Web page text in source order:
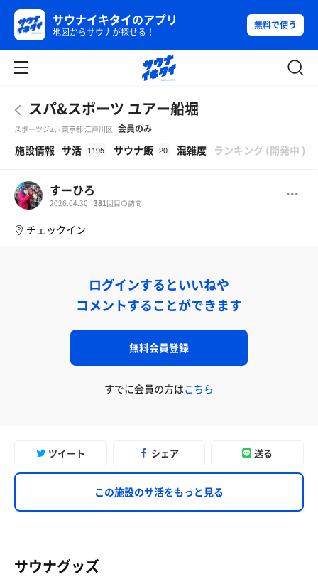
サウナイキタイのアプリ
地図からサウナが探せる！
無料で使う
スパ&スポーツ ユアー船堀
スポーツジム - 東京都 江戸川区 会員のみ
施設情報 サ活 1195 サウナ飯 20 混雑度 ランキング (開発中 )
すーひろ
2026.04.30 381 回目の訪問
チェックイン
ログインするといいねや
コメントすることができます
無料会員登録
すでに会員の方はこちら
ツイート シェア 送る
この施設のサ活をもっと見る
サウナグッズ